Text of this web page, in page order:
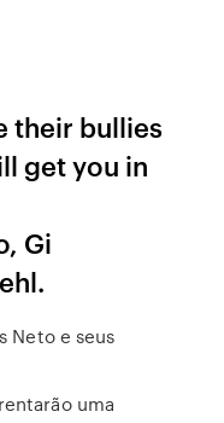
their bullies
get you in
Gi
Neto e seus
uma